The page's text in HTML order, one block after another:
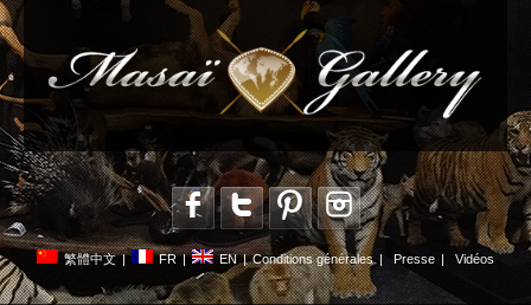
繁體中文 | FR | EN | Conditions générales Presse Vidéos